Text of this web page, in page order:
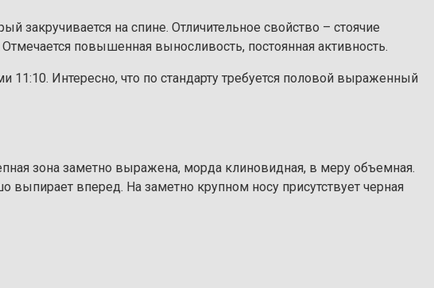
на спине. Отличительное свойство – стоячие
повышенная выносливость, постоянная активность.
Интересно, что по стандарту требуется половой выраженный
зона заметно выражена, морда клиновидная, в меру объемная.
вперед. На заметно крупном носу присутствует черная